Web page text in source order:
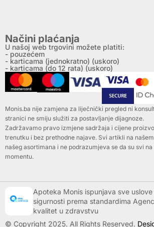
Načini plaćanja
U našoj web trgovini možete platiti:
- pouzećem
- karticama (jednokratno) (uskoro)
- karticama (do 12 rata) (uskoro)
Monis.ba nije zamjena za liječnički pregled ni
stranici ne smiju služiti za postavljanje dijagnoze.
Zadržavamo pravo izmjene sadržaja i cijene
trenutku i bez prethodne najave. Svi artikli na
našeg asortimana i ne podrazumjeva se da su svi
momentu.
Apoteka Monis ispunjava sve
sigurnosti prema standardima
kvalitet u zdravstvu
© Copyright 2025. All Rights Reserved.